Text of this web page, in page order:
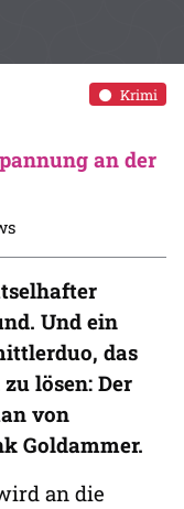
Krimi
an der
Und ein
das
lösen: Der
von
Goldammer.
an die